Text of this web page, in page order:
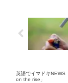
英語でイマドキ
on the rise」